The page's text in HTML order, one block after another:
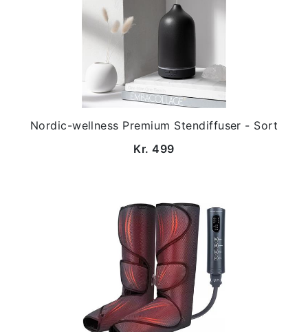
Nordic-wellness Premium Stendiffuser - Sort
Kr. 499